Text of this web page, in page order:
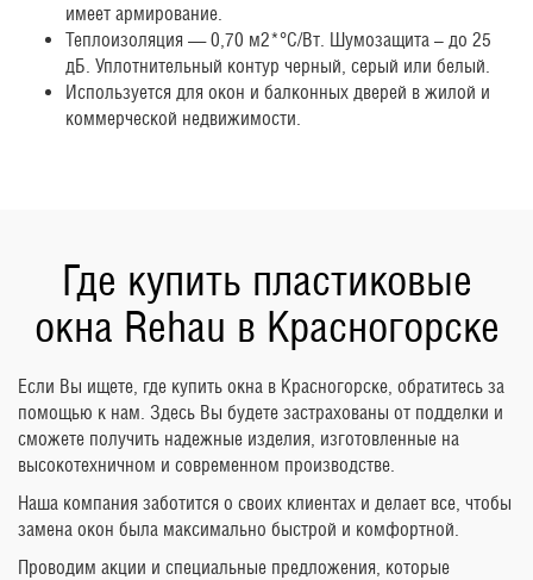
имеет армирование.
Теплоизоляция — 0,70 м2*°С/Вт. Шумозащита – до 25
дБ. Уплотнительный контур черный, серый или белый.
Используется для окон и балконных дверей в жилой и
коммерческой недвижимости.
Где купить пластиковые
окна Rehau в Красногорске
Если Вы ищете, где купить окна в Красногорске, обратитесь за
помощью к нам. Здесь Вы будете застрахованы от подделки и
сможете получить надежные изделия, изготовленные на
высокотехничном и современном производстве.
Наша компания заботится о своих клиентах и делает все, чтобы
замена окон была максимально быстрой и комфортной.
Проводим акции и специальные предложения, которые